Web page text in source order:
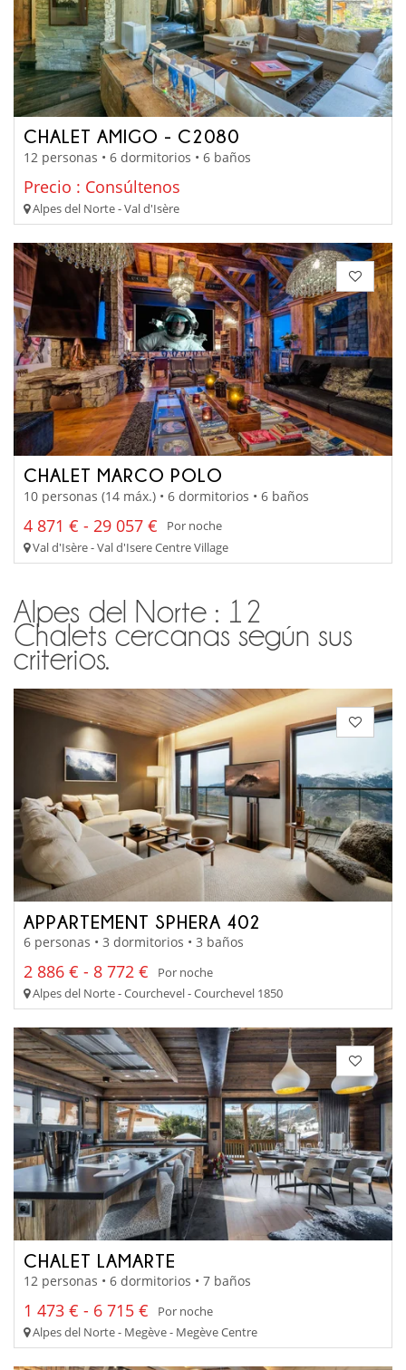
CHALET AMIGO - C2080
12 personas • 6 dormitorios • 6 baños
Precio : Consúltenos
Alpes del Norte - Val d'Isère
CHALET MARCO POLO
10 personas (14 máx.) • 6 dormitorios • 6 baños
4 871 € - 29 057 €
Por noche
Val d'Isère - Val d'Isere Centre Village
Alpes del Norte : 12
Chalets cercanas según sus
criterios.
APPARTEMENT SPHERA 402
6 personas • 3 dormitorios • 3 baños
2 886 € - 8 772 €
Por noche
Alpes del Norte - Courchevel - Courchevel 1850
CHALET LAMARTE
12 personas • 6 dormitorios • 7 baños
1 473 € - 6 715 €
Por noche
Alpes del Norte - Megève - Megève Centre